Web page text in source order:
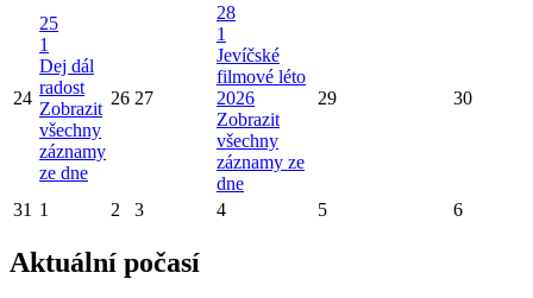
24
25
1
Dej dál
radost
Zobrazit
všechny
záznamy
ze dne
26 27
28
1
Jevíčské
filmové léto
2026
Zobrazit
všechny
záznamy ze
dne
29 30
31 1 2 3 4 5 6
Aktuální počasí